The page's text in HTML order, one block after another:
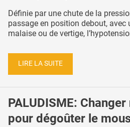
Définie par une chute de la
passage en position debout, avec
malaise ou de vertige,
LIRE LA SUITE
PALUDISME:
pour dégoûter le